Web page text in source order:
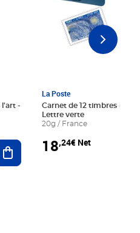
l'art -
Ajouter au panier
La Poste
Carnet de 12 timbres - Le
Lettre verte
20g / France
18,24€ Net